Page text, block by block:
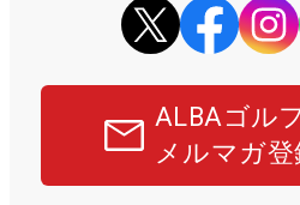
ALBAゴル
メルマガ